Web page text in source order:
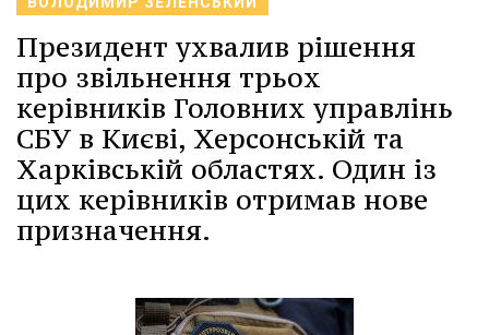
Президент ухвалив рішення
про звільнення трьох
керівників Головних управлінь
СБУ в Києві, Херсонській та
Харківській областях. Один із
цих керівників отримав нове
призначення.